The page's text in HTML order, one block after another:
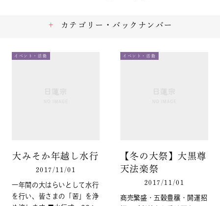
イベント・活動
大みそか年越し水行
2017/11/01
一年間の大はらいとして水行
を行い、皆さまの「苦」を浄
イベント・活動
【冬の大祭】大黒尊
天法楽祭
2017/11/01
商売繁盛・五穀豊穣・開運招
カテゴリー・バックナンバー